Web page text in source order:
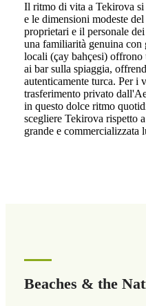
Il ritmo di vita a Tekirova si
e le dimensioni modeste
proprietari e il personale
una familiarità genuina
locali (çay bahçesi)
ai bar sulla spiaggia,
autenticamente turca. Per i
trasferimento privato
in questo dolce ritmo
scegliere Tekirova rispetto
grande e commercializzata
Beaches & the